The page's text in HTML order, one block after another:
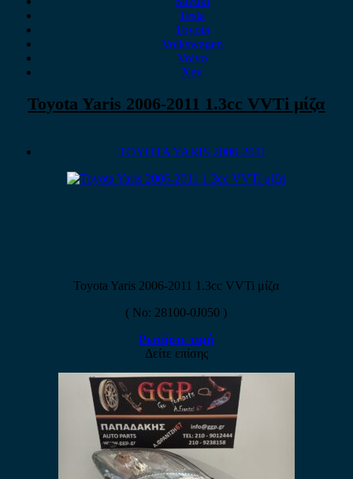
Tesla
Toyota
Volkswagen
Volvo
Xev
Toyota Yaris 2006-2011 1.3cc VVTi μίζα
TOYOTA YARIS 2006-2011
Toyota Yaris 2006-2011 1.3cc VVTi μίζα
( No: 28100-0J050 )
Ρωτήστε τιμή
Δείτε επίσης